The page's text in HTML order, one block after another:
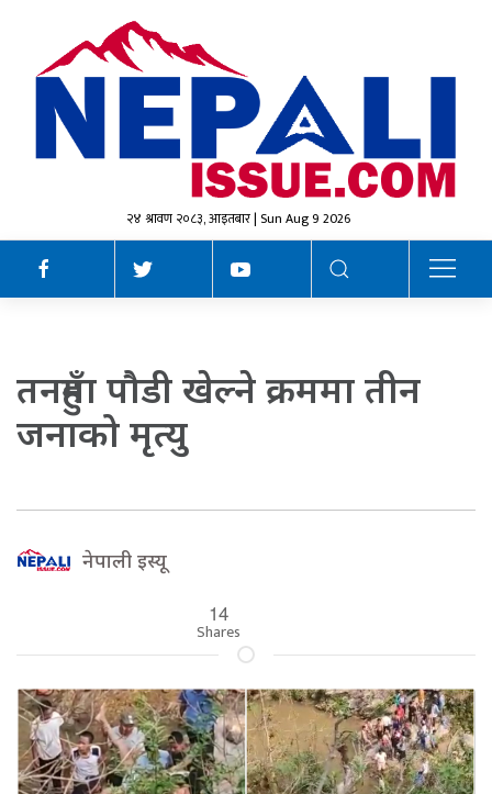
२४ श्रावण २०८३, आइतबार | Sun Aug 9 2026
तनहुँमा पौडी खेल्ने क्रममा तीन
जनाको मृत्यु
नेपाली इस्यू
14
Shares